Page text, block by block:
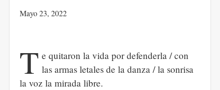
Fanzines. Andante
trazos
Mayo 23, 2022
T e quitaron la vida por defenderla / con
las armas letales de la danza / la sonrisa
la voz la mirada libre.